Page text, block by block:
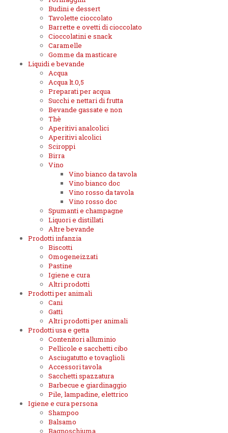
Budini e dessert
Tavolette cioccolato
Barrette e ovetti di cioccolato
Cioccolatini e snack
Caramelle
Gomme da masticare
Liquidi e bevande
Acqua
Acqua lt.0,5
Preparati per acqua
Succhi e nettari di frutta
Bevande gassate e non
Thè
Aperitivi analcolici
Aperitivi alcolici
Sciroppi
Birra
Vino
Vino bianco da tavola
Vino bianco doc
Vino rosso da tavola
Vino rosso doc
Spumanti e champagne
Liquori e distillati
Altre bevande
Prodotti infanzia
Biscotti
Omogeneizzati
Pastine
Igiene e cura
Altri prodotti
Prodotti per animali
Cani
Gatti
Altri prodotti per animali
Prodotti usa e getta
Contenitori alluminio
Pellicole e sacchetti cibo
Asciugatutto e tovaglioli
Accessori tavola
Sacchetti spazzatura
Barbecue e giardinaggio
Pile, lampadine, elettrico
Igiene e cura persona
Shampoo
Balsamo
Bagnoschiuma